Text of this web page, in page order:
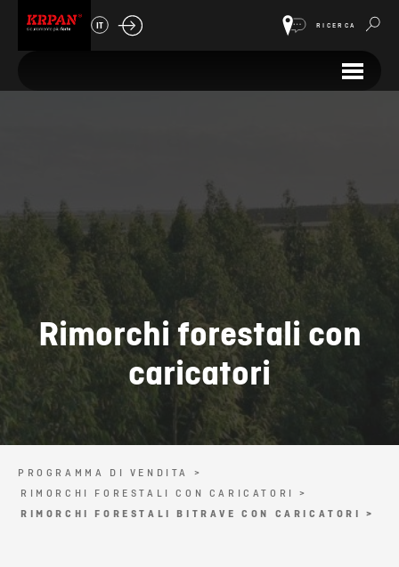
IT RICERCA
Rimorchi forestali con
caricatori
PROGRAMMA DI VENDITA >
RIMORCHI FORESTALI CON CARICATORI >
RIMORCHI FORESTALI BITRAVE CON CARICATORI >